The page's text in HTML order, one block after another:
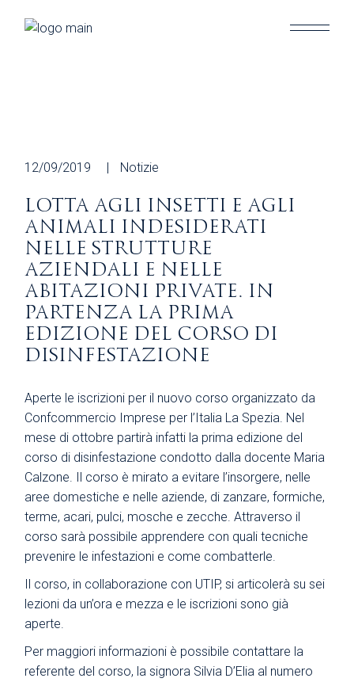
12/09/2019 Notizie
LOTTA AGLI INSETTI E AGLI
ANIMALI INDESIDERATI
NELLE STRUTTURE
AZIENDALI E NELLE
ABITAZIONI PRIVATE. IN
PARTENZA LA PRIMA
EDIZIONE DEL CORSO DI
DISINFESTAZIONE
Aperte le iscrizioni per il nuovo corso organizzato da
Confcommercio Imprese per l’Italia La Spezia. Nel
mese di ottobre partirà infatti la prima edizione del
corso di disinfestazione condotto dalla docente Maria
Calzone. Il corso è mirato a evitare l’insorgere, nelle
aree domestiche e nelle aziende, di zanzare, formiche,
terme, acari, pulci, mosche e zecche. Attraverso il
corso sarà possibile apprendere con quali tecniche
prevenire le infestazioni e come combatterle.
Il corso, in collaborazione con UTIP, si articolerà su sei
lezioni da un’ora e mezza e le iscrizioni sono già
aperte.
Per maggiori informazioni è possibile contattare la
referente del corso, la signora Silvia D’Elia al numero